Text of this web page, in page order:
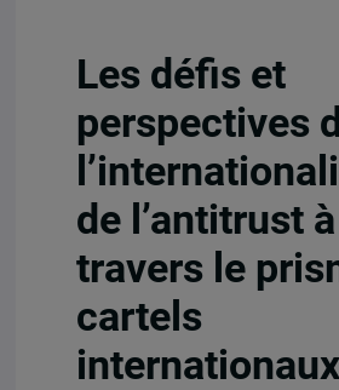
Les défis et
perspectives
de l’antitrust à
travers le
cartels
internationaux